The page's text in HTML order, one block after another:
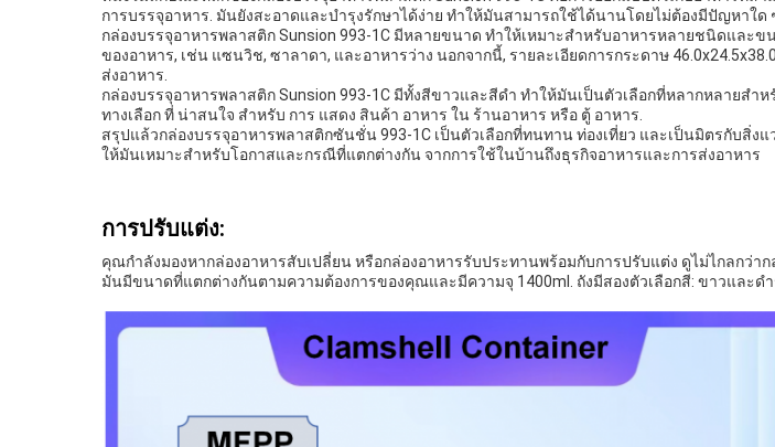
เราจะโทรกลับห
การบรรจุอาหาร. มันยังสะอาดและบํารุงรักษาได้ง่าย ทําให้มันสามารถใช้ได้นานโดยไม่ต้องมีปัญหาใด
กล่องบรรจุอาหารพลาสติก Sunsion 993-1C มีหลายขนาด ทําให้เหมาะสําหรับอาหารหลายชนิดแ
ของอาหาร, เช่น แซนวิช, ซาลาดา, และอาหารว่าง นอกจากนี้, รายละเอียดการกระดาษ
ส่งอาหาร.
กล่องบรรจุอาหารพลาสติก Sunsion 993-1C มีทั้งสีขาวและสีดํา ทําให้มันเป็นตัวเลือกที่หลากหลายสํ
ทางเลือก ที่ น่าสนใจ สําหรับ การ แสดง สินค้า อาหาร ใน ร้านอาหาร หรือ ตู้ อาหาร.
สรุปแล้วกล่องบรรจุอาหารพลาสติกซันชั่น 993-1C เป็นตัวเลือกที่ทนทาน ท่องเที่ยว และเป็นมิตรกับ
ให้มันเหมาะสําหรับโอกาสและกรณีที่แตกต่างกัน จากการใช้ในบ้านถึงธุรกิจอาหารและการส่งอาหาร
การปรับแต่ง:
คุณกําลังมองหากล่องอาหารสับเปลี่ยน หรือกล่องอาหารรับประทานพร้อมกับการปรับแต่ง ดูไม่ไกลกว่
มันมีขนาดที่แตกต่างกันตามความต้องการของคุณและมีความจุ 1400ml. ถังมีสองตัวเลือกสี: ขาวและดํ